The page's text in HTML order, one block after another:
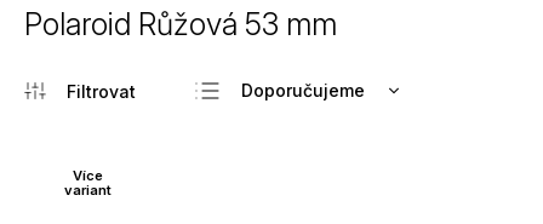
Polaroid Růžová 53 mm
Doporučujeme
Více
variant